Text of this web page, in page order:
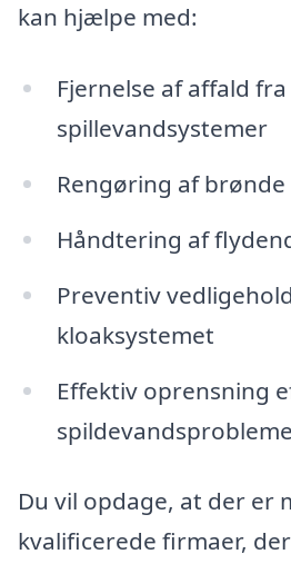
kan hjælpe med:
Fjernelse af affald
spillevandsystemer
Rengøring af
Håndtering af
Preventiv
kloaksystemet
Effektiv oprensning
Du vil opdage, at der er
kvalificerede firmaer,